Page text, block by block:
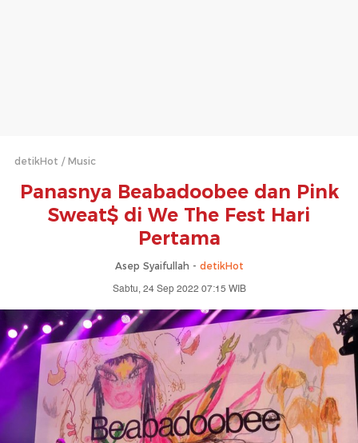
detikHot Music
Panasnya Beabadoobee dan Pink
Sweat$ di We The Fest Hari
Pertama
Asep Syaifullah - detikHot
Sabtu, 24 Sep 2022 07:15 WIB